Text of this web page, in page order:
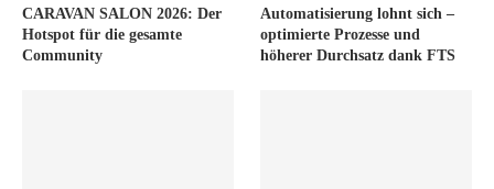
CARAVAN SALON 2026: Der
Hotspot für die gesamte
Community
Automatisierung lohnt sich –
optimierte Prozesse und
höherer Durchsatz dank FTS